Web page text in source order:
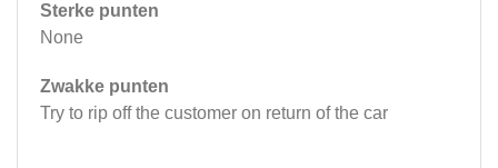
Sterke punten
None
Zwakke punten
Try to rip off the customer on return of the car